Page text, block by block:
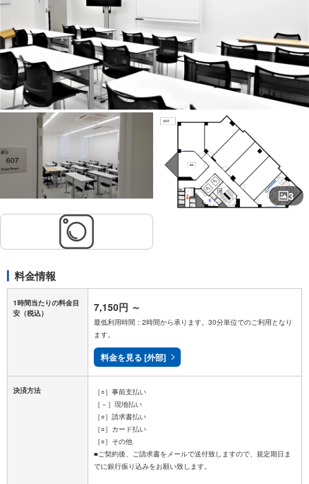
3
料金情報
1時間当たりの料金目
安 （税込） 7,150円 ～
最低利用時間：2時間から承ります。30分単位でのご利用となり
ます。
料金を見る [外部]
決済方法
［○］事前支払い
［－］現地払い
［○］請求書払い
［○］カード払い
［○］その他
■ご契約後、ご請求書をメールで送付致しますので、規定期日ま
でに銀行振り込みをお願い致します。